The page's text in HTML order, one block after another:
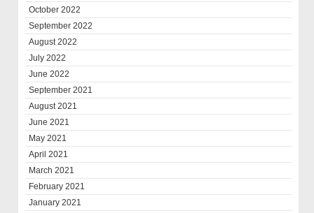
October 2022
September 2022
August 2022
July 2022
June 2022
September 2021
August 2021
June 2021
May 2021
April 2021
March 2021
February 2021
January 2021